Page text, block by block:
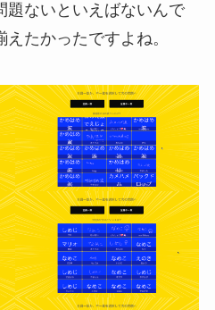
題ないといえばないんで
たかったですよね。